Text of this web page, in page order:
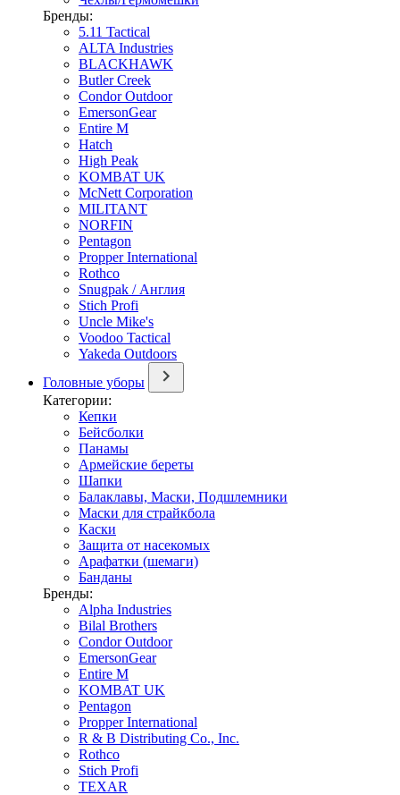
Бренды:
5.11 Tactical
ALTA Industries
BLACKHAWK
Butler Creek
Condor Outdoor
EmersonGear
Entire M
Hatch
High Peak
KOMBAT UK
McNett Corporation
MILITANT
NORFIN
Pentagon
Propper International
Rothco
Snugpak / Англия
Stich Profi
Uncle Mike's
Voodoo Tactical
Yakeda Outdoors
Головные уборы
Категории:
Кепки
Бейсболки
Панамы
Армейские береты
Шапки
Балаклавы, Маски, Подшлемники
Маски для страйкбола
Каски
Защита от насекомых
Арафатки (шемаги)
Банданы
Бренды:
Alpha Industries
Bilal Brothers
Condor Outdoor
EmersonGear
Entire M
KOMBAT UK
Pentagon
Propper International
R & B Distributing Co., Inc.
Rothco
Stich Profi
TEXAR